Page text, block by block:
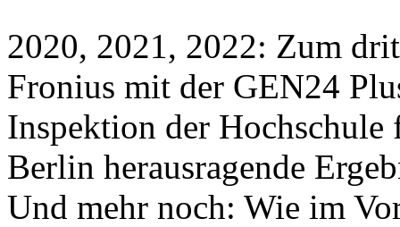
2020, 2021, 2022: Zum
Fronius mit der GEN24
Inspektion der
Berlin herausragende
Und mehr noch: Wie im